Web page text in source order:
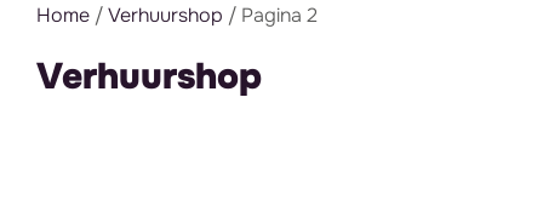
Home /Verhuurshop / Pagina 2
Verhuurshop